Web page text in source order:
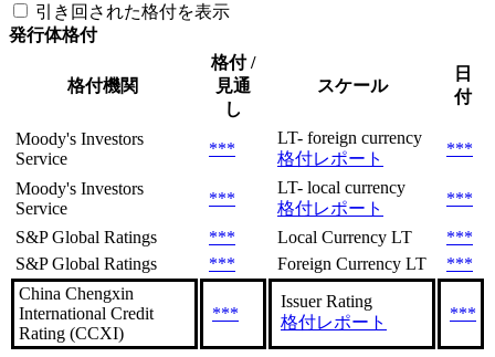
引き回された格付を表示
発行体格付
格付機関
格付 /
見通
し
スケール
日
付
Moody's Investors
Service
***
LT- foreign currency
格付レポート
***
Moody's Investors
Service
***
LT- local currency
格付レポート
***
S&P Global Ratings *** Local Currency LT
***
S&P Global Ratings
*** Foreign Currency LT
***
China Chengxin
International Credit
Rating (CCXI)
***
Issuer Rating
格付レポート
***